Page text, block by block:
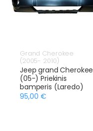
Grand Cherokee
(2005- 2010)
Jeep grand Cherokee
(05-) Priekinis
bamperis (Laredo)
95,00 €